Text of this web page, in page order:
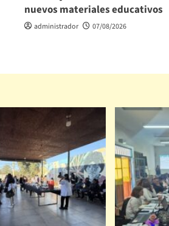
nuevos materiales educativos
administrador 07/08/2026